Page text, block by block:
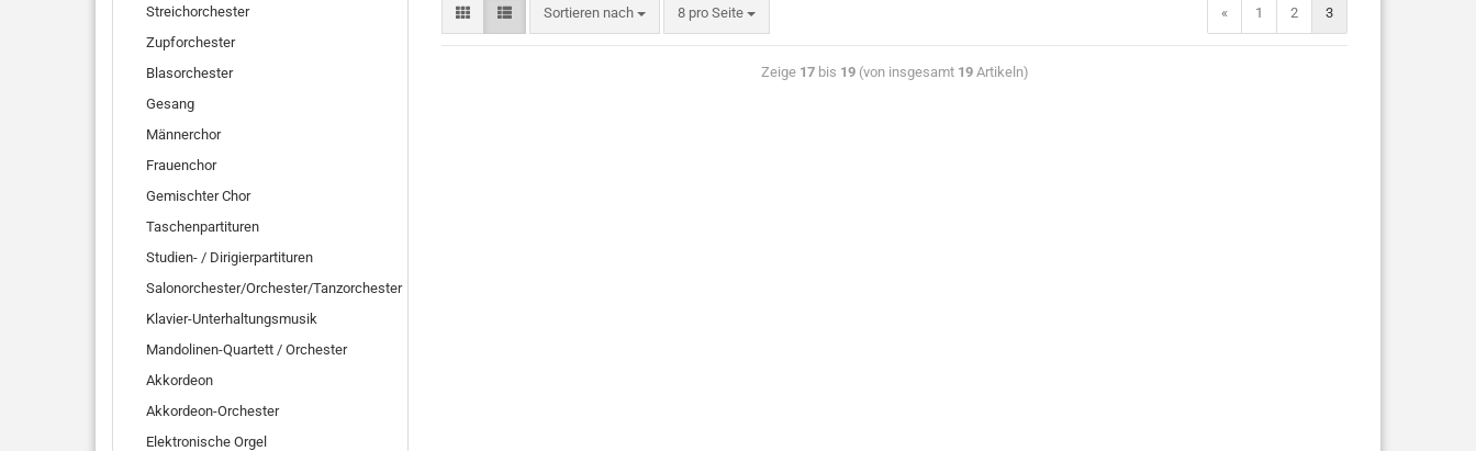
Sortieren nach 8 pro Seite « 1 2 3
Zeige 17bis 19(von insgesamt 19Artikeln)
Streichorchester
Zupforchester
Blasorchester
Gesang
Männerchor
Frauenchor
Gemischter Chor
Taschenpartituren
Studien- / Dirigierpartituren
Salonorchester/Orchester/Tanzorchester
Klavier-Unterhaltungsmusik
Mandolinen-Quartett / Orchester
Akkordeon
Akkordeon-Orchester
Elektronische Orgel